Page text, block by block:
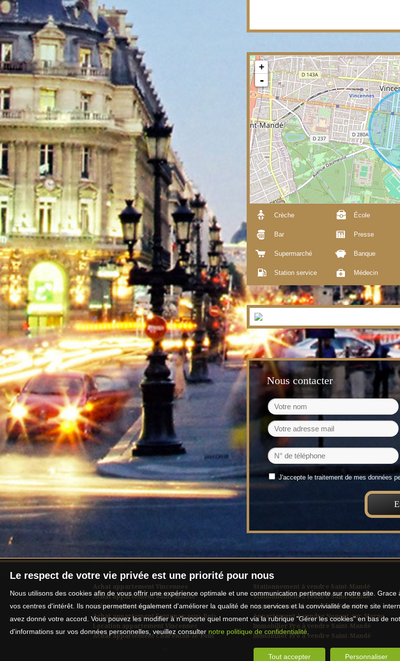
+
-
Crèche École
Bar Presse
Supermarché Banque
Station service Médecin
Nous contacter
J'accepte le traitement de mes données
Achat appartement Vincennes
Achat appartement Saint-Mandé
Achat appartement Paris
Achat appartement Fontenay-sous-Bois
Location appartement Vincennes
Achat appartement Charenton-le-Pont
Stationnement à vendre Saint-Mandé
Stationnement à vendre Saint-Mandé
Appartement à louer Saint-Mandé
Appartement à vendre Nogent-sur-Marne
Immobilier Pro à vendre Saint-Mandé
Immobilier Pro à vendre Saint-Mandé
Le respect de votre vie privée est une priorité pour nous
Nous utilisons des cookies afin de vous offrir une expérience optimale et une communication pertinente sur notre site.
vos centres d'intérêt. Ils nous permettent également d'améliorer la qualité de nos services et la convivialité de notre site
avez donné votre accord. Vous pouvez les modifier à n'importe quel moment via la rubrique "Gérer les cookies" en bas de
d'informations sur vos données personnelles, veuillez consulter notre politique de confidentialité
Tout accepter Personnaliser